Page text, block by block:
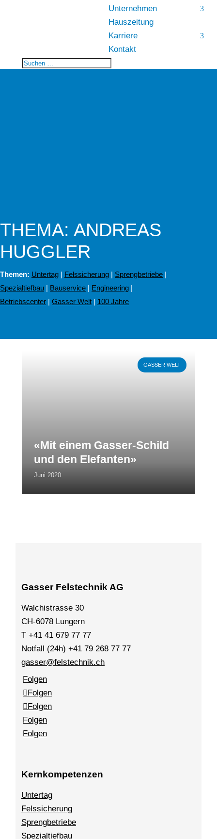
Unternehmen
Hauszeitung
Karriere
Kontakt
THEMA: ANDREAS
HUGGLER
Themen: Untertag | Felssicherung | Sprengbetriebe |
Spezialtiefbau | Bauservice | Engineering |
Betriebscenter | Gasser Welt | 100 Jahre
GASSER WELT
«Mit einem Gasser-Schild
und den Elefanten»
Juni 2020
Gasser Felstechnik AG
Walchistrasse 30
CH-6078 Lungern
T +41 41 679 77 77
Notfall (24h) +41 79 268 77 77
gasser@felstechnik.ch
Folgen
Folgen
Folgen
Folgen
Folgen
Kernkompetenzen
Untertag
Felssicherung
Sprengbetriebe
Spezialtiefbau